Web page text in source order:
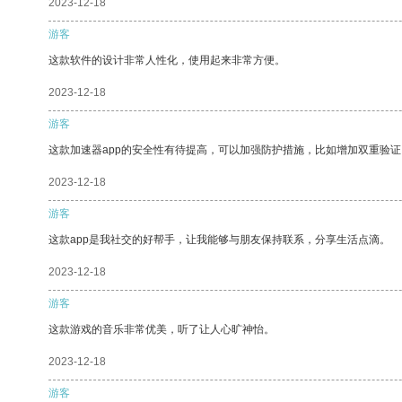
2023-12-18
游客
这款软件的设计非常人性化，使用起来非常方便。
2023-12-18
游客
这款加速器app的安全性有待提高，可以加强防护措施，比如增加双重验
2023-12-18
游客
这款app是我社交的好帮手，让我能够与朋友保持联系，分享生活点滴。
2023-12-18
游客
这款游戏的音乐非常优美，听了让人心旷神怡。
2023-12-18
游客